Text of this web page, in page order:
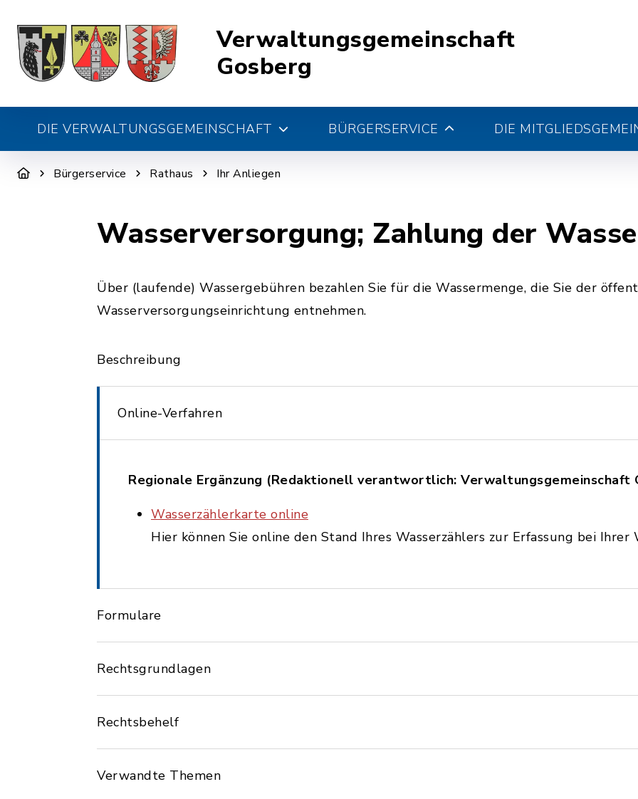
Verwaltungsgemeinschaft
Gosberg
DIE VERWALTUNGSGEMEINSCHAFT BÜRGERSERVICE DIE
Bürgerservice Rathaus Ihr Anliegen
Wasserversorgung; Zahlung der
Über (laufende) Wassergebühren bezahlen Sie für die Wassermenge, die Sie der
Wasserversorgungseinrichtung entnehmen.
Beschreibung
Online-Verfahren
Regionale Ergänzung (Redaktionell verantwortlich: Verwaltungsgemeinschaft
Wasserzählerkarte online
Hier können Sie online den Stand Ihres Wasserzählers zur Erfassung bei Ihrer
Formulare
Rechtsgrundlagen
Rechtsbehelf
Verwandte Themen